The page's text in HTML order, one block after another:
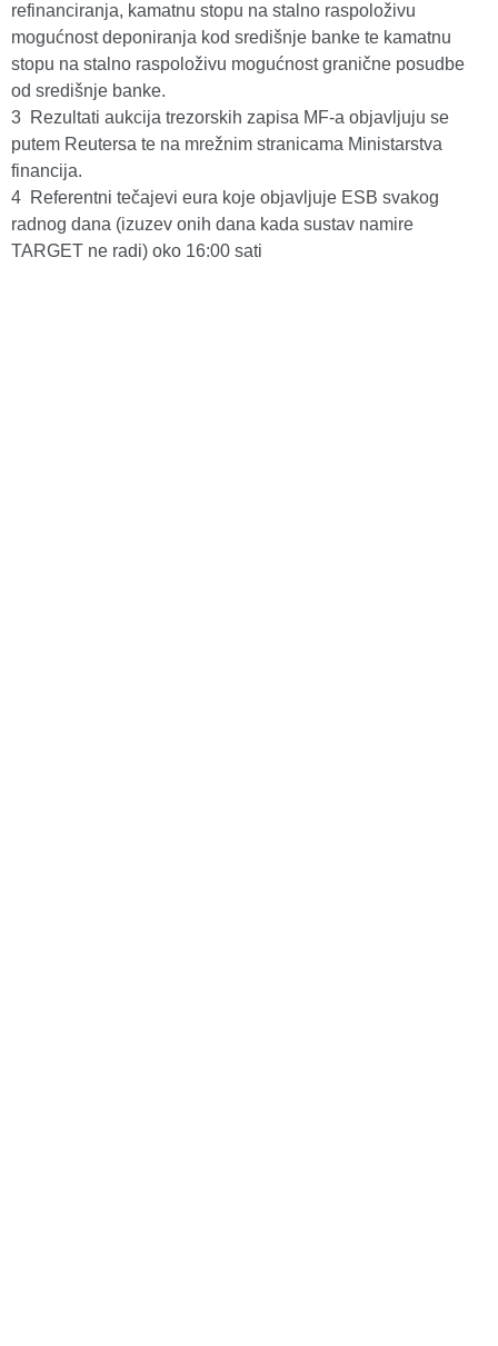
refinanciranja, kamatnu stopu na stalno raspoloživu
mogućnost deponiranja kod središnje banke te kamatnu
stopu na stalno raspoloživu mogućnost granične posudbe
od središnje banke.
3 Rezultati aukcija trezorskih zapisa MF-a objavljuju se
putem Reutersa te na mrežnim stranicama Ministarstva
financija.
4 Referentni tečajevi eura koje objavljuje ESB svakog
radnog dana (izuzev onih dana kada sustav namire
TARGET ne radi) oko 16:00 sati